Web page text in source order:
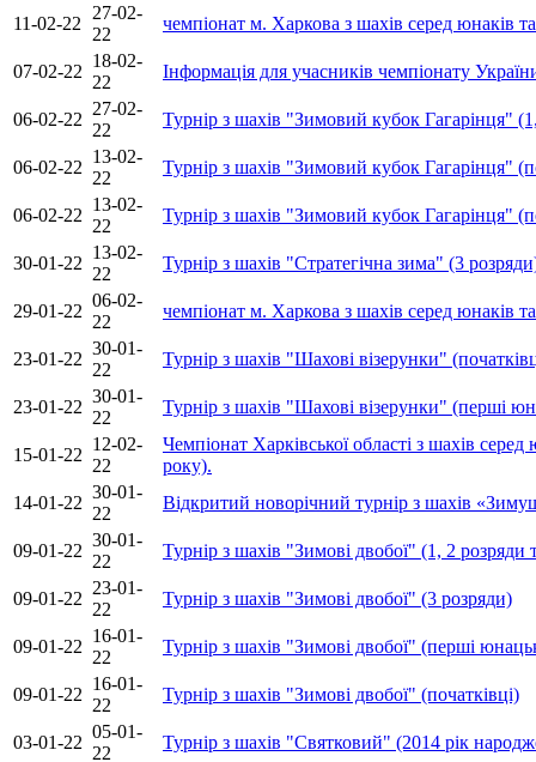
11-02-22
27-02-
22
чемпіонат м. Харкова з шахів серед юнаків
07-02-22
18-02-
22
Інформація для учасників чемпіонату
06-02-22
27-02-
22
Турнір з шахів "Зимовий кубок Гагарінця"
06-02-22
13-02-
22
Турнір з шахів "Зимовий кубок Гагарінця"
06-02-22
13-02-
22
Турнір з шахів "Зимовий кубок Гагарінця"
30-01-22
13-02-
22
Турнір з шахів "Стратегічна зима" (3
29-01-22
06-02-
22
чемпіонат м. Харкова з шахів серед юнаків та
23-01-22
30-01-
22
Турнір з шахів "Шахові візерунки"
23-01-22
30-01-
22
Турнір з шахів "Шахові візерунки" (перші
15-01-22
12-02-
22
Чемпіонат Харківської області з шахів
року).
14-01-22
30-01-
22
Відкритий новорічний турнір з шахів
09-01-22
30-01-
22
Турнір з шахів "Зимові двобої" (1, 2
09-01-22
23-01-
22
Турнір з шахів "Зимові двобої" (3 розряди)
09-01-22
16-01-
22
Турнір з шахів "Зимові двобої" (перші
09-01-22
16-01-
22
Турнір з шахів "Зимові двобої" (початківці)
03-01-22
05-01-
22
Турнір з шахів "Святковий" (2014 рік